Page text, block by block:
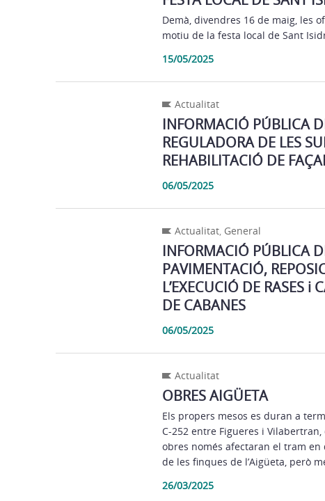
Demà, divendres 16 de maig, les
motiu de la festa local de Sant
15/05/2025
Actualitat
INFORMACIÓ PÚBLICA
REGULADORA DE LES
REHABILITACIÓ DE
06/05/2025
Actualitat, General
INFORMACIÓ PÚBLICA
PAVIMENTACIÓ,
L’EXECUCIÓ DE RASES
DE CABANES
06/05/2025
Actualitat
OBRES AIGÜETA
Els propers mesos es duran a
C-252 entre Figueres i
obres només afectaran el tram
de les finques de l’Aigüeta, però
26/03/2025